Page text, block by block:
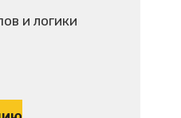
и логики